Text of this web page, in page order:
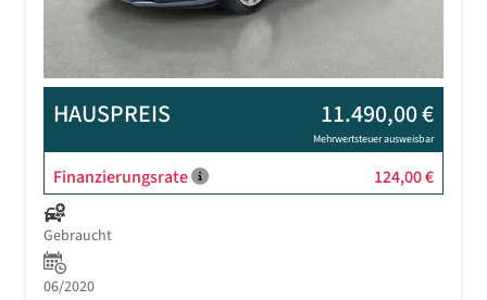
HAUSPREIS 11.490,00 €
Mehrwertsteuer ausweisbar
Finanzierungsrate 124,00 €
Gebraucht
06/2020